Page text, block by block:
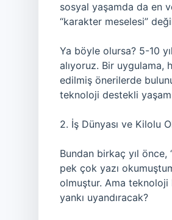
sosyal yaşamda da en
“karakter meselesi”
Ya böyle olursa? 5-10
alıyoruz. Bir
edilmiş önerilerde
teknoloji destekli
2. İş Dünyası ve Kilolu
Bundan birkaç yıl önce,
pek çok yazı
olmuştur. Ama teknoloji
yankı uyandıracak?